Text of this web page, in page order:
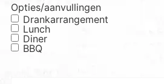
Opties/aanvullingen
Drankarrangement
Lunch
Diner
BBQ